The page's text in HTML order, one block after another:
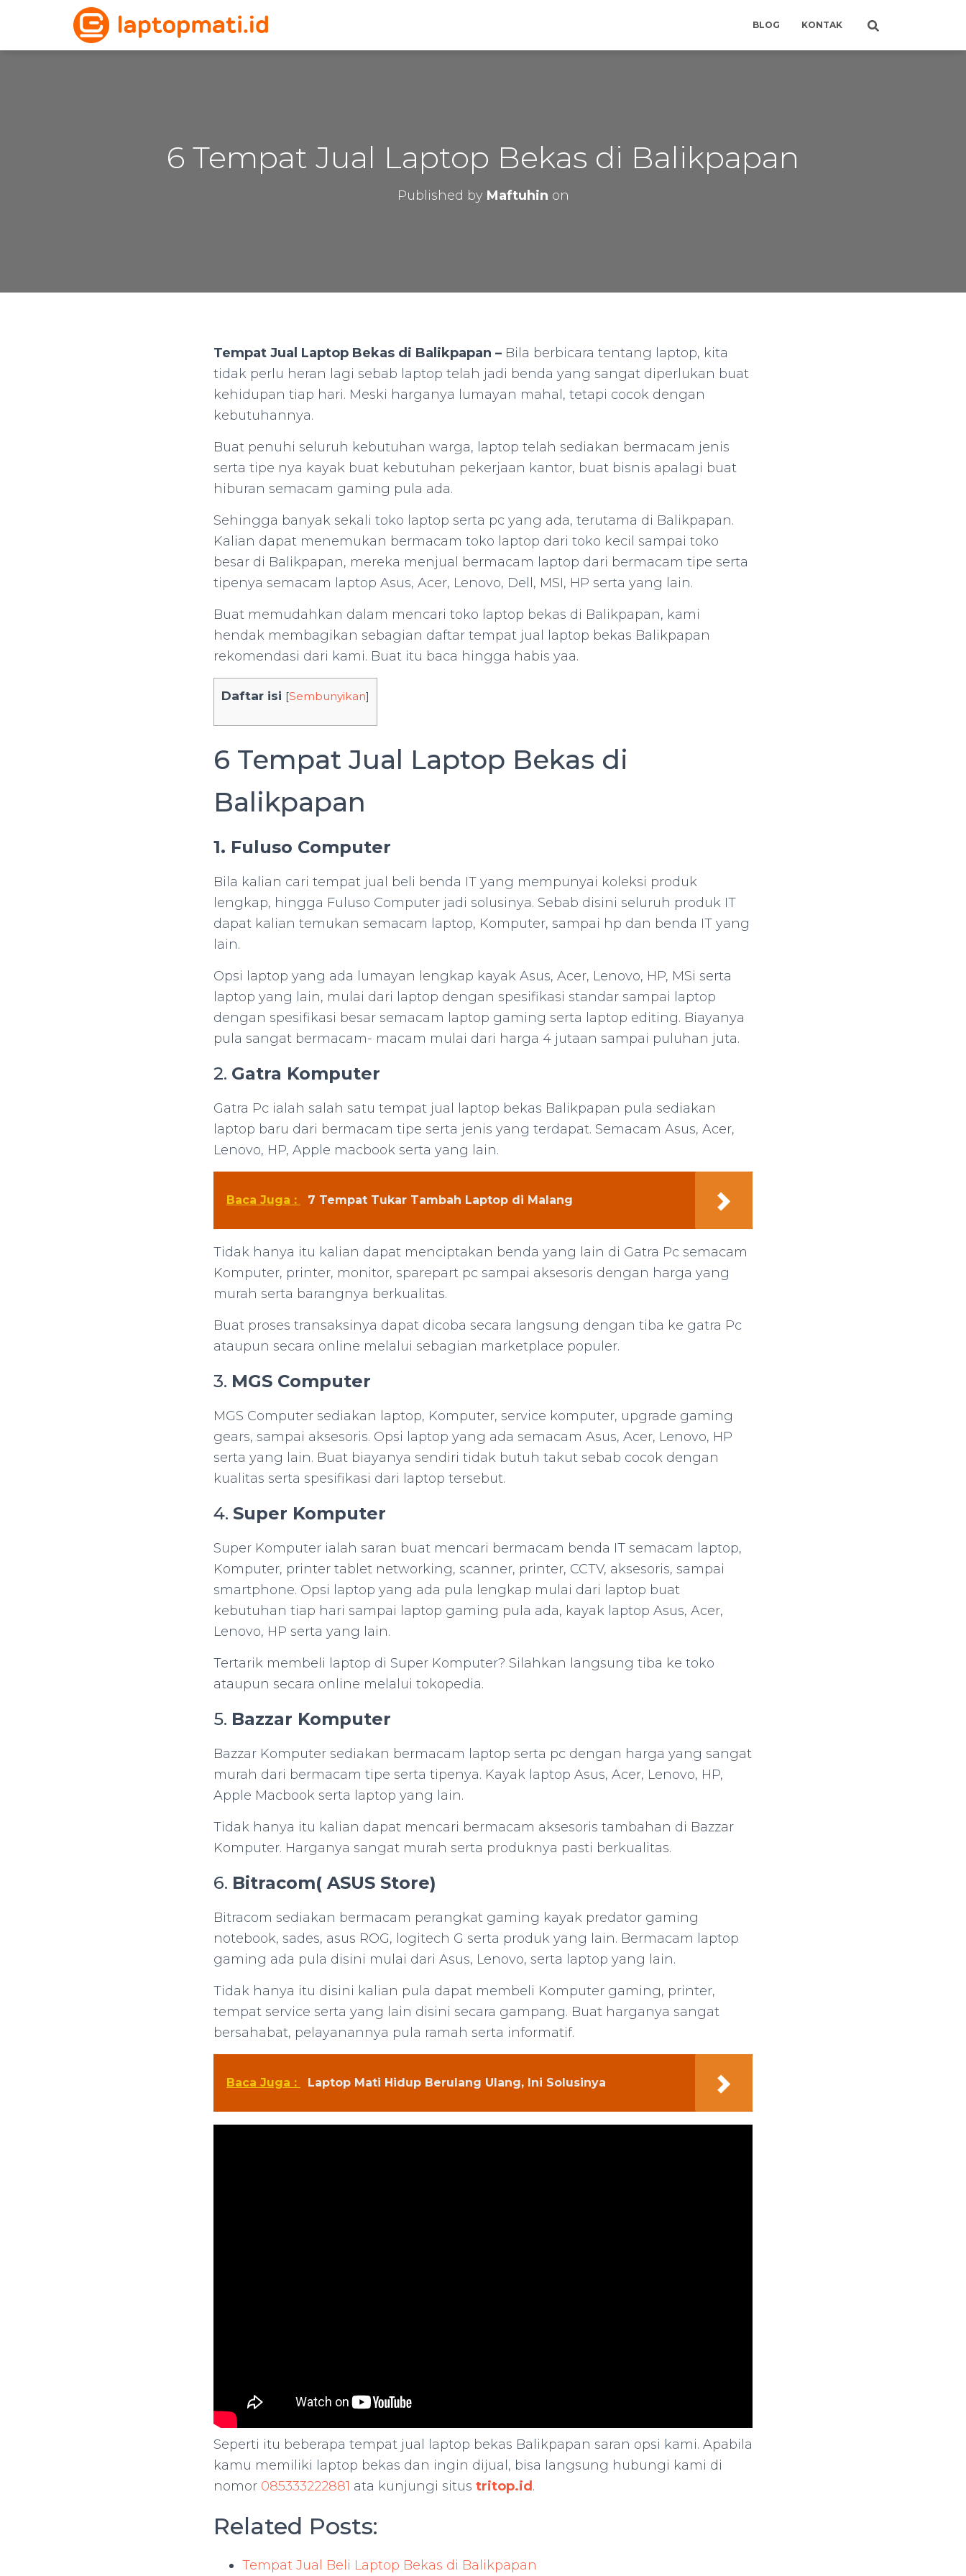
BLOG KONTAK
6 Tempat Jual Laptop Bekas di Balikpapan
Published by Maftuhin on
Tempat Jual Laptop Bekas di Balikpapan – Bila berbicara tentang laptop, kita
tidak perlu heran lagi sebab laptop telah jadi benda yang sangat diperlukan buat
kehidupan tiap hari. Meski harganya lumayan mahal, tetapi cocok dengan
kebutuhannya.
Buat penuhi seluruh kebutuhan warga, laptop telah sediakan bermacam jenis
serta tipe nya kayak buat kebutuhan pekerjaan kantor, buat bisnis apalagi buat
hiburan semacam gaming pula ada.
Sehingga banyak sekali toko laptop serta pc yang ada, terutama di Balikpapan.
Kalian dapat menemukan bermacam toko laptop dari toko kecil sampai toko
besar di Balikpapan, mereka menjual bermacam laptop dari bermacam tipe serta
tipenya semacam laptop Asus, Acer, Lenovo, Dell, MSI, HP serta yang lain.
Buat memudahkan dalam mencari toko laptop bekas di Balikpapan, kami
hendak membagikan sebagian daftar tempat jual laptop bekas Balikpapan
rekomendasi dari kami. Buat itu baca hingga habis yaa.
Daftar isi [Sembunyikan]
6 Tempat Jual Laptop Bekas di
Balikpapan
1. Fuluso Computer
Bila kalian cari tempat jual beli benda IT yang mempunyai koleksi produk
lengkap, hingga Fuluso Computer jadi solusinya. Sebab disini seluruh produk IT
dapat kalian temukan semacam laptop, Komputer, sampai hp dan benda IT yang
lain.
Opsi laptop yang ada lumayan lengkap kayak Asus, Acer, Lenovo, HP, MSi serta
laptop yang lain, mulai dari laptop dengan spesifikasi standar sampai laptop
dengan spesifikasi besar semacam laptop gaming serta laptop editing. Biayanya
pula sangat bermacam- macam mulai dari harga 4 jutaan sampai puluhan juta.
2. Gatra Komputer
Gatra Pc ialah salah satu tempat jual laptop bekas Balikpapan pula sediakan
laptop baru dari bermacam tipe serta jenis yang terdapat. Semacam Asus, Acer,
Lenovo, HP, Apple macbook serta yang lain.
Baca Juga : 7 Tempat Tukar Tambah Laptop di Malang
Tidak hanya itu kalian dapat menciptakan benda yang lain di Gatra Pc semacam
Komputer, printer, monitor, sparepart pc sampai aksesoris dengan harga yang
murah serta barangnya berkualitas.
Buat proses transaksinya dapat dicoba secara langsung dengan tiba ke gatra Pc
ataupun secara online melalui sebagian marketplace populer.
3. MGS Computer
MGS Computer sediakan laptop, Komputer, service komputer, upgrade gaming
gears, sampai aksesoris. Opsi laptop yang ada semacam Asus, Acer, Lenovo, HP
serta yang lain. Buat biayanya sendiri tidak butuh takut sebab cocok dengan
kualitas serta spesifikasi dari laptop tersebut.
4. Super Komputer
Super Komputer ialah saran buat mencari bermacam benda IT semacam laptop,
Komputer, printer tablet networking, scanner, printer, CCTV, aksesoris, sampai
smartphone. Opsi laptop yang ada pula lengkap mulai dari laptop buat
kebutuhan tiap hari sampai laptop gaming pula ada, kayak laptop Asus, Acer,
Lenovo, HP serta yang lain.
Tertarik membeli laptop di Super Komputer? Silahkan langsung tiba ke toko
ataupun secara online melalui tokopedia.
5. Bazzar Komputer
Bazzar Komputer sediakan bermacam laptop serta pc dengan harga yang sangat
murah dari bermacam tipe serta tipenya. Kayak laptop Asus, Acer, Lenovo, HP,
Apple Macbook serta laptop yang lain.
Tidak hanya itu kalian dapat mencari bermacam aksesoris tambahan di Bazzar
Komputer. Harganya sangat murah serta produknya pasti berkualitas.
6. Bitracom( ASUS Store)
Bitracom sediakan bermacam perangkat gaming kayak predator gaming
notebook, sades, asus ROG, logitech G serta produk yang lain. Bermacam laptop
gaming ada pula disini mulai dari Asus, Lenovo, serta laptop yang lain.
Tidak hanya itu disini kalian pula dapat membeli Komputer gaming, printer,
tempat service serta yang lain disini secara gampang. Buat harganya sangat
bersahabat, pelayanannya pula ramah serta informatif.
Baca Juga : Laptop Mati Hidup Berulang Ulang, Ini Solusinya
Seperti itu beberapa tempat jual laptop bekas Balikpapan saran opsi kami. Apabila
kamu memiliki laptop bekas dan ingin dijual, bisa langsung hubungi kami di
nomor 085333222881 ata kunjungi situs tritop.id .
Related Posts:
Tempat Jual Beli Laptop Bekas di Balikpapan